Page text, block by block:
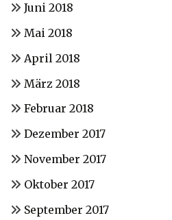
Juni 2018
Mai 2018
April 2018
März 2018
Februar 2018
Dezember 2017
November 2017
Oktober 2017
September 2017